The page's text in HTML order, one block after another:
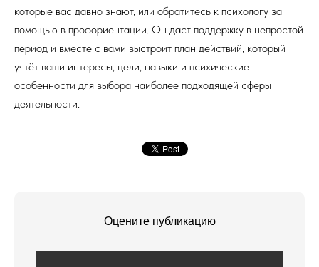
которые вас давно знают, или обратитесь к психологу за
помощью в профориентации. Он даст поддержку в непростой
период и вместе с вами выстроит план действий, который
учтёт ваши интересы, цели, навыки и психические
особенности для выбора наиболее подходящей сферы
деятельности.
Оцените публикацию